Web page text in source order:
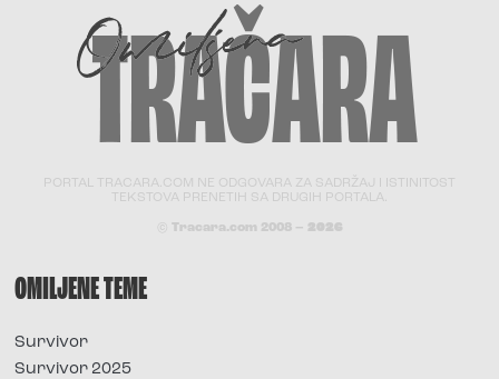
PORTAL TRACARA.COM NE ODGOVARA ZA SADRŽAJ I ISTINITOST
TEKSTOVA PRENETIH SA DRUGIH PORTALA.
© Tracara.com 2008 – 2026
OMILJENE TEME
Survivor
Survivor 2025